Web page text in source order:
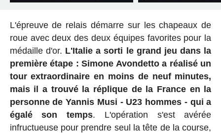
L'épreuve de relais démarre sur les chapeaux de
roue avec deux des deux équipes favorites pour la
médaille d'or. L'Italie a sorti le grand jeu dans la
première étape : Simone Avondetto a réalisé un
tour extraordinaire en moins de neuf minutes,
mais il a trouvé la réplique de la France en la
personne de Yannis Musi - U23 hommes - qui a
égalé son temps. L'opération s'est avérée
infructueuse pour prendre seul la tête de la course,